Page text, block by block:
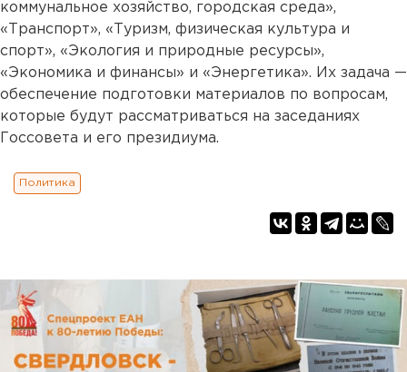
коммунальное хозяйство, городская среда»,
«Транспорт», «Туризм, физическая культура и
спорт», «Экология и природные ресурсы»,
«Экономика и финансы» и «Энергетика». Их задача —
обеспечение подготовки материалов по вопросам,
которые будут рассматриваться на заседаниях
Госсовета и его президиума.
Политика